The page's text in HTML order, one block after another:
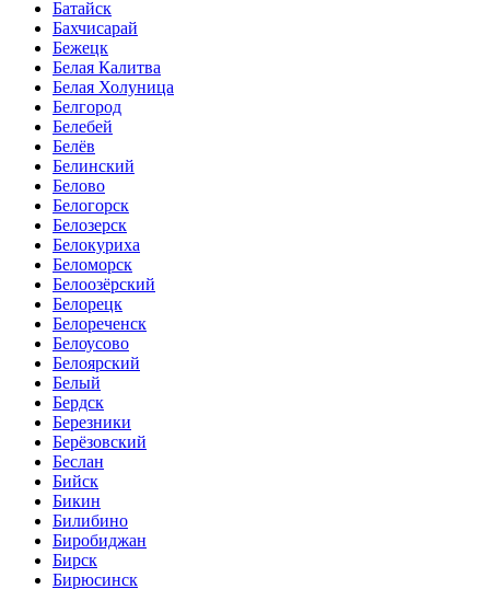
Батайск
Бахчисарай
Бежецк
Белая Калитва
Белая Холуница
Белгород
Белебей
Белёв
Белинский
Белово
Белогорск
Белозерск
Белокуриха
Беломорск
Белоозёрский
Белорецк
Белореченск
Белоусово
Белоярский
Белый
Бердск
Березники
Берёзовский
Беслан
Бийск
Бикин
Билибино
Биробиджан
Бирск
Бирюсинск